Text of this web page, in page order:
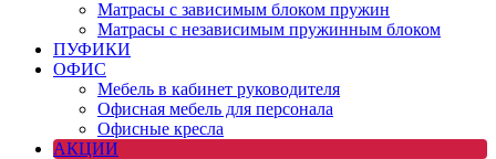
Матрасы с зависимым блоком пружин
Матрасы с независимым пружинным блоком
ПУФИКИ
ОФИС
Мебель в кабинет руководителя
Офисная мебель для персонала
Офисные кресла
АКЦИИ